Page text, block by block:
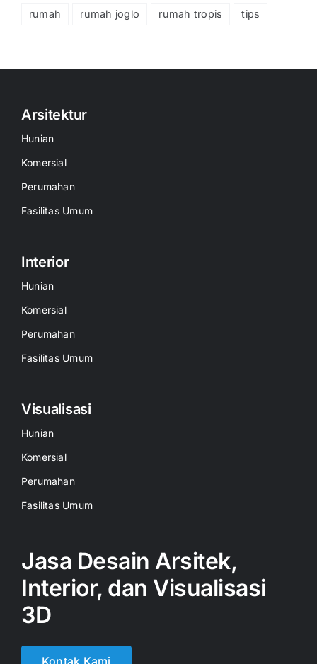
rumah rumah joglo rumah tropis tips
Arsitektur
Hunian
Komersial
Perumahan
Fasilitas Umum
Interior
Hunian
Komersial
Perumahan
Fasilitas Umum
Visualisasi
Hunian
Komersial
Perumahan
Fasilitas Umum
Jasa Desain Arsitek,
Interior, dan Visualisasi
3D